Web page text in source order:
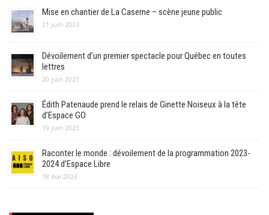
Mise en chantier de La Caserne – scène jeune public
21 juin 2023
Dévoilement d’un premier spectacle pour Québec en toutes
lettres
20 juin 2023
Édith Patenaude prend le relais de Ginette Noiseux à la tête
d’Espace GO
19 juin 2023
Raconter le monde : dévoilement de la programmation 2023-
2024 d’Espace Libre
18 mai 2023